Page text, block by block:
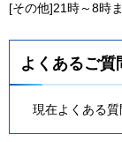
[その他]21時～8時
よくあるご質
現在よくある質